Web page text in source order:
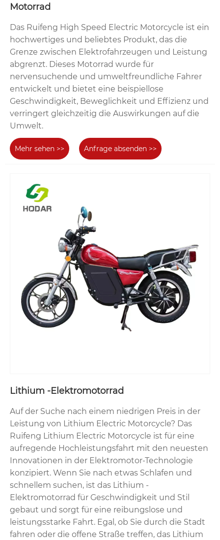
Motorrad
Das Ruifeng High Speed ​​Electric Motorcycle ist ein
hochwertiges und beliebtes Produkt, das die
Grenze zwischen Elektrofahrzeugen und Leistung
abgrenzt. Dieses Motorrad wurde für
nervensuchende und umweltfreundliche Fahrer
entwickelt und bietet eine beispiellose
Geschwindigkeit, Beweglichkeit und Effizienz und
verringert gleichzeitig die Auswirkungen auf die
Umwelt.
Mehr sehen >> Anfrage absenden >>
Lithium -Elektromotorrad
Auf der Suche nach einem niedrigen Preis in der
Leistung von Lithium Electric Motorcycle? Das
Ruifeng Lithium Electric Motorcycle ist für eine
aufregende Hochleistungsfahrt mit den neuesten
Innovationen in der Elektromotor-Technologie
konzipiert. Wenn Sie nach etwas Schlafen und
schnellem suchen, ist das Lithium -
Elektromotorrad für Geschwindigkeit und Stil
gebaut und sorgt für eine reibungslose und
leistungsstarke Fahrt. Egal, ob Sie durch die Stadt
fahren oder die offene Straße treffen, das Lithium